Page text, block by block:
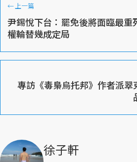
← 上一篇
尹錫悅下台：罷免後將面臨最
權輪替幾成定局
專訪《毒梟烏托邦》作者派
徐子軒